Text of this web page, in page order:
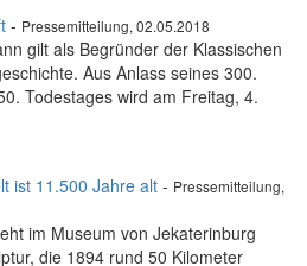
- Pressemitteilung, 02.05.2018
gilt als Begründer der Klassischen
Aus Anlass seines 300.
Todestages wird am Freitag, 4.
ist 11.500 Jahre alt - Pressemitteilung,
im Museum von Jekaterinburg
die 1894 rund 50 Kilometer